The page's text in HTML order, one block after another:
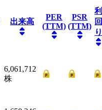
出来高
PER
(TTM)
PSR
(TTM)
利
回
り
6,061,712
株